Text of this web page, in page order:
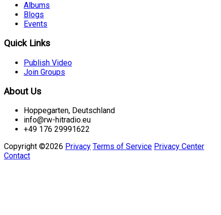
Albums
Blogs
Events
Quick Links
Publish Video
Join Groups
About Us
Hoppegarten, Deutschland
info@rw-hitradio.eu
+49 176 29991622
Copyright ©2026 Privacy Terms of Service Privacy Center
Contact